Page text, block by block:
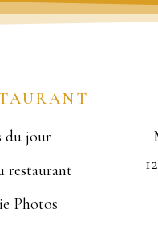
du jour
restaurant
Photos